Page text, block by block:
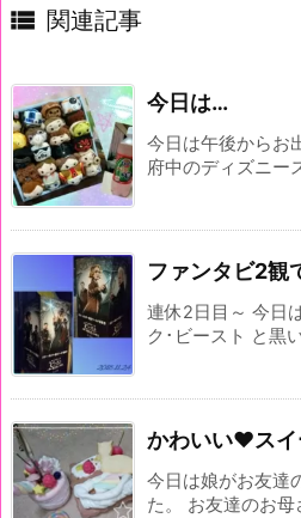
 関連記事
今日は…
今日は午後からお
府中のディズニー
ファンタビ2観
連休2日目～ 今日
ク･ビースト と黒
かわいい♥スイ
今日は娘がお友達
た。 お友達のお